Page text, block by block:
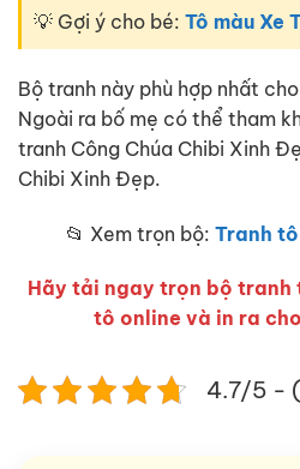
💡 Gợi ý cho bé: Tô màu Xe
Bộ tranh này phù hợp nhất
Ngoài ra bố mẹ có thể tham
tranh Công Chúa Chibi Xinh
Chibi Xinh Đẹp.
📂 Xem trọn bộ: Tranh
Hãy tải ngay trọn bộ tranh
tô online và in ra
4.7/5 -